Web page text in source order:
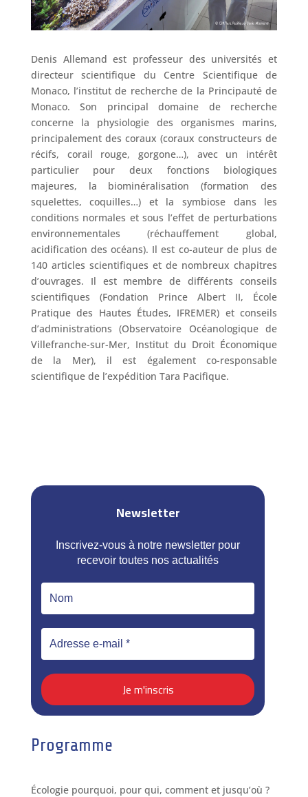
Denis Allemand est professeur des universités et
directeur scientifique du Centre Scientifique de
Monaco, l’institut de recherche de la Principauté de
Monaco. Son principal domaine de recherche
concerne la physiologie des organismes marins,
principalement des coraux (coraux constructeurs de
récifs, corail rouge, gorgone…), avec un intérêt
particulier pour deux fonctions biologiques
majeures, la biominéralisation (formation des
squelettes, coquilles…) et la symbiose dans les
conditions normales et sous l’effet de perturbations
environnementales (réchauffement global,
acidification des océans). Il est co-auteur de plus de
140 articles scientifiques et de nombreux chapitres
d’ouvrages. Il est membre de différents conseils
scientifiques (Fondation Prince Albert II, École
Pratique des Hautes Études, IFREMER) et conseils
d’administrations (Observatoire Océanologique de
Villefranche-sur-Mer, Institut du Droit Économique
de la Mer), il est également co-responsable
scientifique de l’expédition Tara Pacifique.
Newsletter
Inscrivez-vous à notre newsletter pour
recevoir toutes nos actualités
Programme
Écologie pourquoi, pour qui, comment et jusqu’où ?